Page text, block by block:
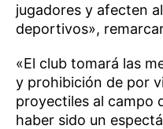
jugadores y afecten
deportivos»,
«El club tomará las
y prohibición de por
proyectiles al campo
haber sido un